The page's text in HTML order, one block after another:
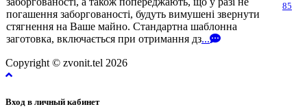
погашення заборгованості, будуть вимушені звернути
стягнення на Ваше майно. Стандартна шаблонна
заготовка, включається при отримання дз...
85
Copyright © zvonit.tel 2026
Вход в личный кабинет